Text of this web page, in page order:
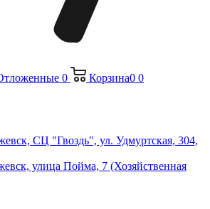
0 Корзина0 0
СЦ "Гвоздь", ул. Удмуртская, 304,
улица Пойма, 7 (Хозяйственная